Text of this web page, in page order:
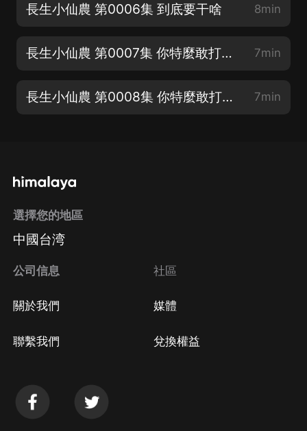
長生小仙農 第0006集 到底要干啥 8min
長生小仙農 第0007集 你特麼敢打我（上） 7min
長生小仙農 第0008集 你特麼敢打我（下） 7min
選擇您的地區
中國台湾
公司信息
關於我們
聯繫我們
社區
媒體
兌換權益